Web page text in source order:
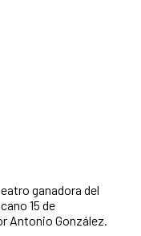
ganadora del
15 de
Antonio González.